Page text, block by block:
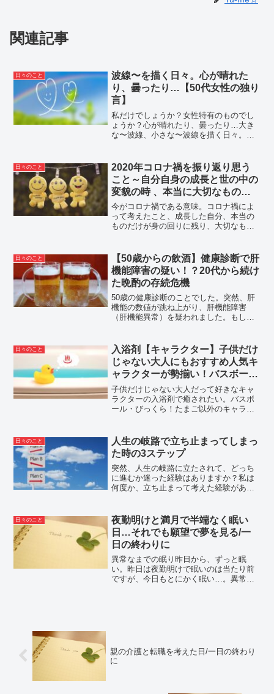
関連記事
日々のこと
波線〜を描く日々。心が晴れた
り、曇ったり…【50代女性の独り
言】
私だけでしょうか？女性特有のものでし
ょうか？心が晴れたり、曇ったり…大き
な〜波線、小さな〜波線を描く日々。ウ
朝もあります。お天気のせい？気圧のせ
い？理由を探すけど、理由...
日々のこと
2020年コロナ禍を振り返り思う
こと～自分自身の成長と世の中の
変貌の時 、本当に大切なものに
気づいた日々〜新しい未来へ
今がコロナ禍である意味。コロナ禍によ
って考えたこと、成長した自分、本当の
ものだけが身の回りに残り、大切なもの
す。新しい明るい未来へ向かって、変貌
の時。
日々のこと
【50歳からの飲酒】健康診断で肝
機能障害の疑い！？20代から続け
た晩酌の存続危機
50歳の健康診断のことでした。突然、肝
機能の数値が跳ね上がり、肝機能障害
（肝機能異常）を疑われました。もし、
にあります。お酒が生きがいなのに、突
然、肝機能障害と言われた...
日々のこと
入浴剤【キャラクター】子供だけ
じゃない大人にもおすすめ人気キ
ャラクターが勢揃い！バスボー
ル・バスボム・びっくら？たまご
以外をご紹介
子供だけじゃない大人だって好きなキャ
ラクターの入浴剤で癒されたい。バスボ
ール・びっくら！たまご以外のキャラク
しましょう！いい香りに、キャラクター
に、癒されます。
日々のこと
人生の岐路で立ち止まってしまっ
た時の3ステップ
突然、人生の岐路に立たされて、どっち
に進むか迷った経験はありますか？私は
何度か、立ち止まって考えた経験があり
とができたらいいのにといつも思います
が、神様は、たまにいたずら...
日々のこと
夜勤明けと満月で半端なく眠い
日…それでも願望で夢を見る/一
日の終わりに
異常なまでの眠り昨日から、ずっと眠
い。昨日は夜勤明けで眠いのは当たり前
ですが、今日もとにかく眠い…。異常な
親の介護と転職を考えた日/一日の終わり
に